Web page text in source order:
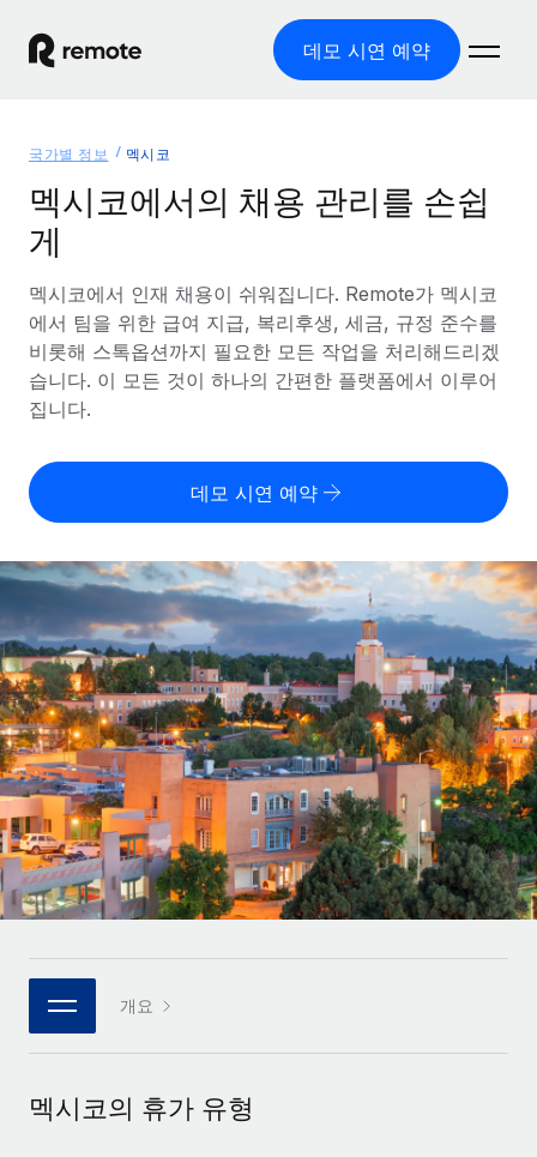
데모 시연 예약
글로벌 급여
규정을 준수하며 급여 지급을 손쉽게 처리
기록상 고용주(EOR)
법인 설립 비용 없이 전 세계로 사업을 확장
PEO
복잡한 고용 업무를 아웃소싱
인프라
Remote 통합
HR을 워크플로에 매끄럽게 통합
플랫폼
팀을 위한 통합된 핵심 HR 기능
연결 새로운
통합
핵심 비즈니스 도구로 프로세스를 간소화
전문가 상담
솔루션
글로벌 서비스 제공
국가별 정보
국가별 글로벌 채용 지원 알아보기
미국 주별 정보
Remote와 다른 솔루션 비교
다른 업체들과 비교해보기
스타트업
성장하는 기업을 위한 민첩한 글로벌 HR 및 급여 솔루션
중견기업
맞춤형 HR 솔루션으로 팀 확장
엔터프라이즈
대기업을 위한 글로벌 HR
REMOTE 파트너 되기
플랫폼에 글로벌 HR을 유연하게 통합
Remote와의 파트너십 기회 탐색
Remote Build
곧 제공 예정
리소스
도구 및 계산기
국가별 총 인건비 계산
글로벌 계약직을 위한 통화 옵션과 지급 소요 시간 확인
REMOTE와 함께 배우기
리서치 및 가이드
사례 연구
HR 용어집
체크리스트 및 템플릿
직무 설명 라이브러리
이벤트
급여 및 인재 인사이트
요금
한국어
English
Nederlands
Français
Deutsch
Español
Italiano
Português (Portugal)
한국어
로그인
국가별 정보 멕시코
멕시코에서의 채용 관리를 손쉽
게
멕시코에서 인재 채용이 쉬워집니다. Remote가 멕시코
에서 팀을 위한 급여 지급, 복리후생, 세금, 규정 준수를
비롯해 스톡옵션까지 필요한 모든 작업을 처리해드리겠
습니다. 이 모든 것이 하나의 간편한 플랫폼에서 이루어
집니다.
데모 시연 예약
개요
멕시코의 휴가 유형